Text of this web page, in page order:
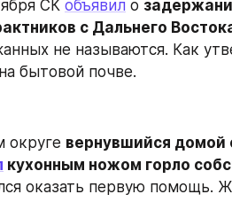
СК объявил о
с Дальнего
не называются. Как
бытовой почве.
округе вернувшийся домой
кухонным ножом горло
оказать первую помощь.